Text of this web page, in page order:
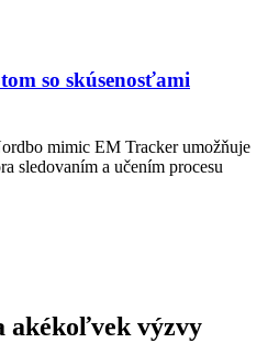
so skúsenosťami
mimic EM Tracker umožňuje
sledovaním a učením procesu
akékoľvek výzvy